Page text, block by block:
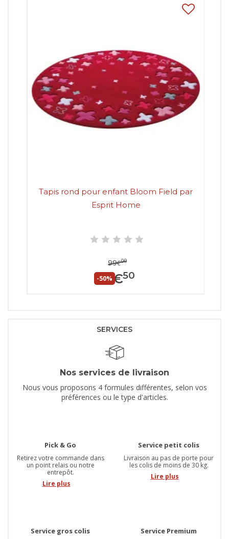
Tapis rond pour enfant Bloom Field par
Esprit Home
-50%
99€00
49€50
SERVICES
Nos services de livraison
Nous vous proposons 4 formules différentes, selon vos
préférences ou le type d'articles.
Pick & Go
Retirez votre commande dans
un point relais ou notre
entrepôt.
Lire plus
Service petit colis
Livraison au pas de porte pour
les colis de moins de 30 kg.
Lire plus
Service gros colis Service Premium